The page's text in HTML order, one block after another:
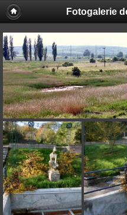
Fotogalerie